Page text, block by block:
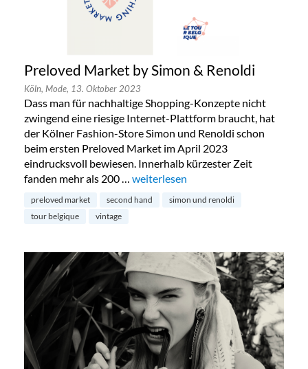
Preloved Market by Simon & Renoldi
Köln, Mode, 13. Oktober 2023
Dass man für nachhaltige Shopping-Konzepte nicht
zwingend eine riesige Internet-Plattform braucht, hat
der Kölner Fashion-Store Simon und Renoldi schon
beim ersten Preloved Market im April 2023
eindrucksvoll bewiesen. Innerhalb kürzester Zeit
fanden mehr als 200 … „Preloved Market by Simon &
weiterlesen
preloved market second hand
simon und renoldi
tour belgique
vintage